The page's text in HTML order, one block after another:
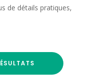
de détails pratiques,